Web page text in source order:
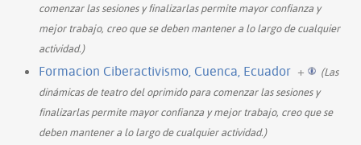
comenzar las sesiones y finalizarlas permite mayor confianza y
mejor trabajo, creo que se deben mantener a lo largo de cualquier
actividad.)
Formacion Ciberactivismo, Cuenca, Ecuador +
(Las
dinámicas de teatro del oprimido para comenzar las sesiones y
finalizarlas permite mayor confianza y mejor trabajo, creo que se
deben mantener a lo largo de cualquier actividad.)